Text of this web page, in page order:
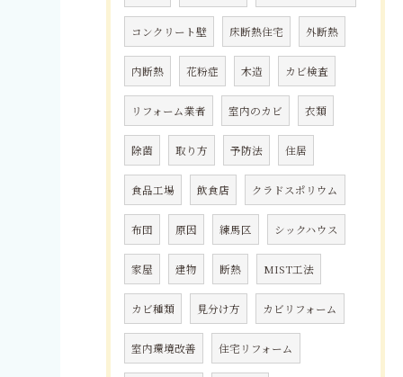
コンクリート壁 床断熱住宅 外断熱
内断熱 花粉症 木造 カビ検査
リフォーム業者 室内のカビ 衣類
除菌 取り方 予防法 住居
食品工場 飲食店 クラドスポリウム
布団 原因 練馬区 シックハウス
家屋 建物 断熱 MIST工法
カビ種類 見分け方 カビリフォーム
室内環境改善 住宅リフォーム